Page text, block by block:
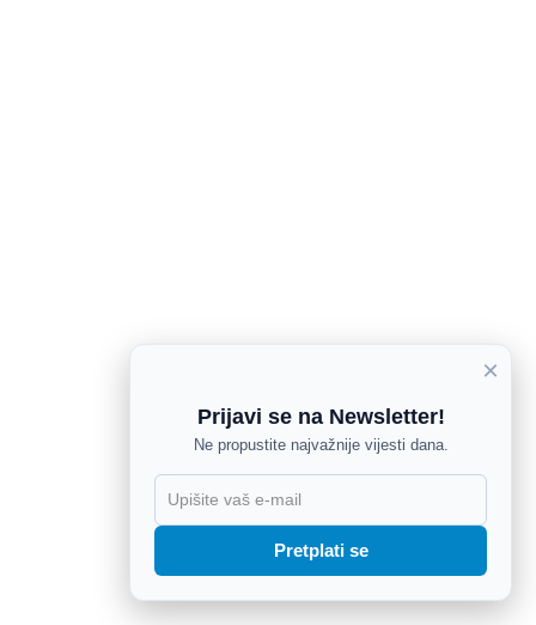
×
Prijavi se na Newsletter!
Ne propustite najvažnije vijesti dana.
Pretplati se